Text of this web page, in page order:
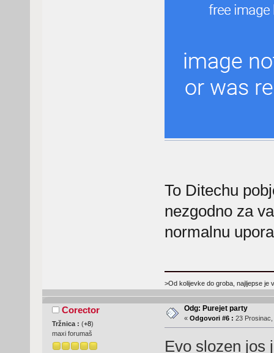
To Ditechu
nezgodno za
normalnu
>Od kolijevke do groba, najljepse je
Corector
Tržnica : (+8)
maxi forumaš
Odg: Purejet party
« Odgovori #6 : 23
Evo slozen jos